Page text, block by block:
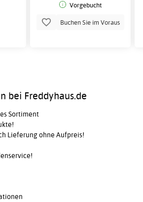
Vorgebucht
Buchen Sie im Voraus
bei Freddyhaus.de
Sortiment
Lieferung ohne Aufpreis!